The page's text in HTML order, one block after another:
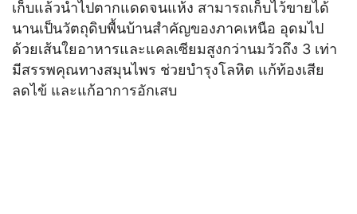
เก็บแล้วนำไปตากแดดจนแห้ง สามารถเก็บไว้ขายได้
นานเป็นวัตถุดิบพื้นบ้านสำคัญของภาคเหนือ อุดมไป
ด้วยเส้นใยอาหารและแคลเซียมสูงกว่านมวัวถึง 3 เท่า
มีสรรพคุณทางสมุนไพร ช่วยบำรุงโลหิต แก้ท้องเสีย
ลดไข้ และแก้อาการอักเสบ